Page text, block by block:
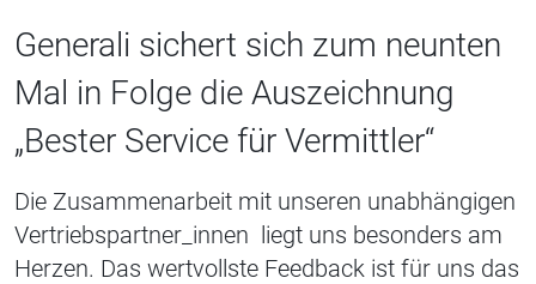
Generali sichert sich zum neunten
Mal in Folge die Auszeichnung
„Bester Service für Vermittler“
Die Zusammenarbeit mit unseren unabhängigen
Vertriebspartner_innen liegt uns besonders am
Herzen. Das wertvollste Feedback ist für uns das